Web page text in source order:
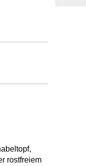
rostfreiem